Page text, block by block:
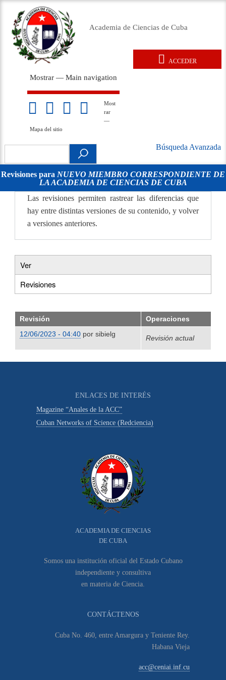
contenido
Academia de Ciencias de Cuba
Main
navigation
Mostrar — Main navigation
Inicio
Acerca de
Membresía
Premios
Eventos
Relaciones exteriores
Documentos legales
Repositorio
Noticias
sitio
Most
rar
—
Mapa del sitio
ACCEDER
Avanzada
movil
Búsqueda Avanzada
Revisiones para NUEVO MIEMBRO CORRESPONDIENTE DE
LA ACADEMIA DE CIENCIAS DE CUBA
Las revisiones permiten rastrear las diferencias que
hay entre distintas versiones de su contenido, y volver
a versiones anteriores.
Primary
tabs
Ver
Revisiones(solapa
Revisión
Operaciones
12/06/2023 - 04:40por sibielg
Revisión actual
ENLACES DE INTERÉS
Magazine “Anales de la ACC”
Cuban Networks of Science (Redciencia)
ACADEMIA DE CIENCIAS
DE CUBA
Somos una institución oficial del Estado Cubano
independiente y consultiva
en materia de Ciencia.
CONTÁCTENOS
Cuba No. 460, entre Amargura y Teniente Rey.
Habana Vieja
acc@ceniai.inf.cu